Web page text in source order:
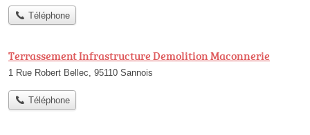
Téléphone
Terrassement Infrastructure Demolition Maconnerie
1 Rue Robert Bellec, 95110 Sannois
Téléphone